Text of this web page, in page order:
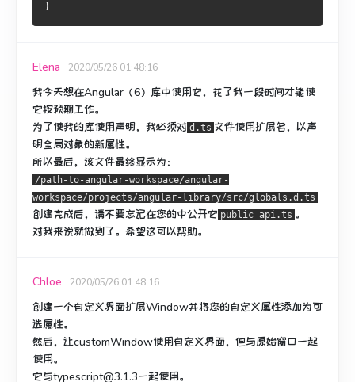
}
Elena 2020/05/26 01:48:16
我今天想在Angular（6）库中使用它，花了我一段时间才能使
它按预期工作。
为了使我的库使用声明，我必须对 d.ts 文件使用扩展名，以声
明全局对象的新属性。
所以最后，该文件最终显示为：
/path-to-angular-workspace/angular-
workspace/projects/angular-library/src/globals.d.ts
创建完成后，请不要忘记在您的中公开它 public_api.ts 。
对我来说就做到了。 希望这可以帮助。
Chloe 2020/05/26 01:48:16
创建一个自定义界面扩展Window并将您的自定义属性添加为可
选属性。
然后，让customWindow使用自定义界面，但与原始窗口一起
使用。
它与typescript@3.1.3一起使用。